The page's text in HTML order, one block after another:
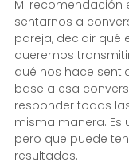
Mi recomendación
sentarnos a
pareja, decidir qué
queremos
qué nos hace
base a esa
responder todas
misma manera. Es
pero que puede
resultados.